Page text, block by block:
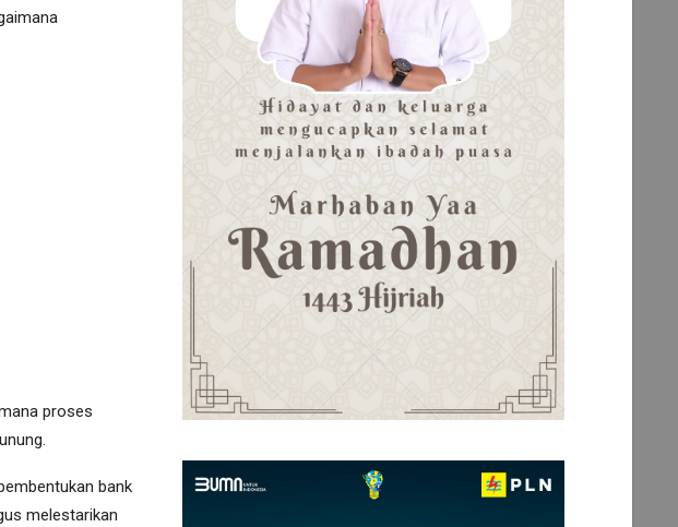
proses
bank
melestarikan